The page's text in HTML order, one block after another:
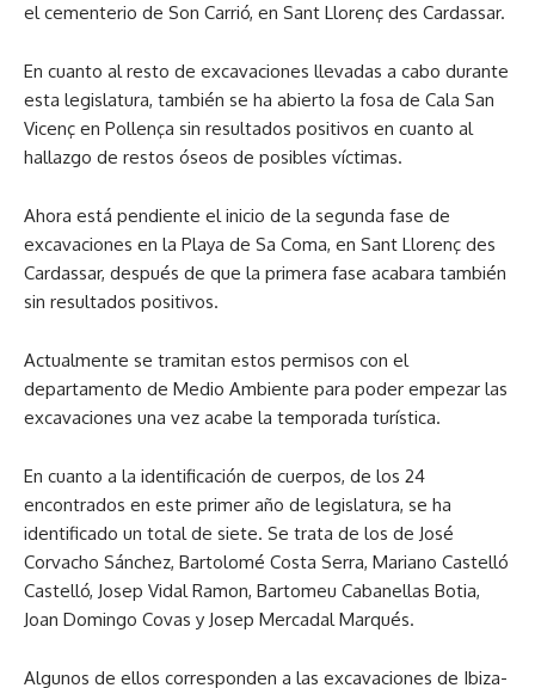
el cementerio de Son Carrió, en Sant Llorenç des Cardassar.
En cuanto al resto de excavaciones llevadas a cabo durante
esta legislatura, también se ha abierto la fosa de Cala San
Vicenç en Pollença sin resultados positivos en cuanto al
hallazgo de restos óseos de posibles víctimas.
Ahora está pendiente el inicio de la segunda fase de
excavaciones en la Playa de Sa Coma, en Sant Llorenç des
Cardassar, después de que la primera fase acabara también
sin resultados positivos.
Actualmente se tramitan estos permisos con el
departamento de Medio Ambiente para poder empezar las
excavaciones una vez acabe la temporada turística.
En cuanto a la identificación de cuerpos, de los 24
encontrados en este primer año de legislatura, se ha
identificado un total de siete. Se trata de los de José
Corvacho Sánchez, Bartolomé Costa Serra, Mariano Castelló
Castelló, Josep Vidal Ramon, Bartomeu Cabanellas Botia,
Joan Domingo Covas y Josep Mercadal Marqués.
Algunos de ellos corresponden a las excavaciones de Ibiza-